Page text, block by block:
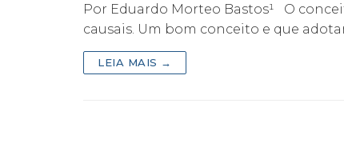
Por Eduardo Morteo Bastos¹ O
causais. Um bom conceito e que
LEIA MAIS →